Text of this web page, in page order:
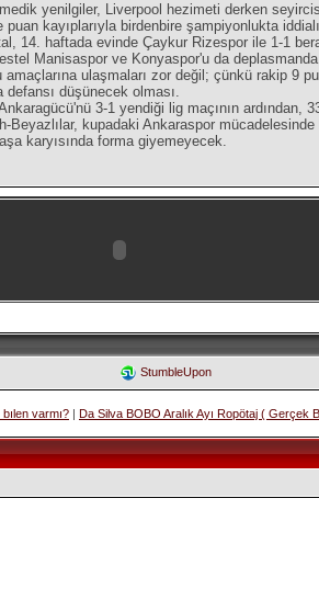
yenilgiler, Liverpool hezimeti derken
puan kayıplarıyla birdenbire şampiyonlukta
14. haftada evinde Çaykur Rizespor ile 1-1
Manisaspor ve Konyaspor'u da
ulaşmaları zor değil; çünkü rakip 9
düşünecek olması.
3-1 yendiği lig maçının
kupadaki Ankaraspor
karyısında forma giyemeyecek.
StumbleUpon
varmı?| Da Silva BOBO Aralık Ayı Ropötaj ( Gerçek